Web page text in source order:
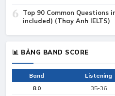
6
Top 90 Common Questions
included) (Thay Anh IELTS)
📊 BẢNG BAND SCORE
Band Listening
8.0
35-36